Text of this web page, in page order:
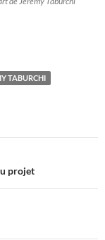
TABURCHI
projet